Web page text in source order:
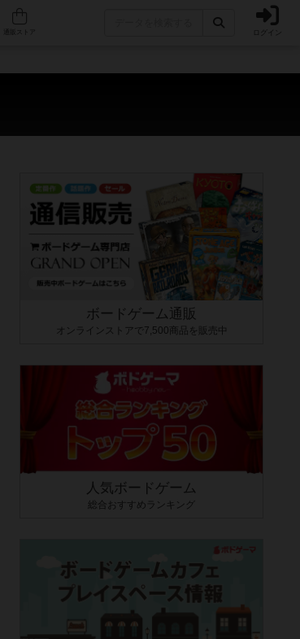
人気ボードゲーム ログイン
読む時間や参加者へのルール説明時間は含まれていないため、初めて
ンタジー・クッキング・海賊同士の対決など、ゲームコンセプトを絞
れている方向けの絞込機能です。例えば「ダイスロール」はランダ
ボードゲーム通販
オンラインストアで7,500商品を販売中
人気ボードゲーム
総合おすすめランキング